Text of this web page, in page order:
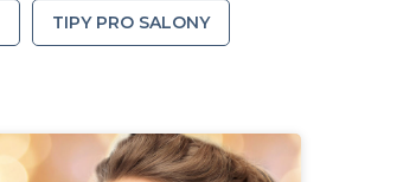
TIPY PRO SALONY